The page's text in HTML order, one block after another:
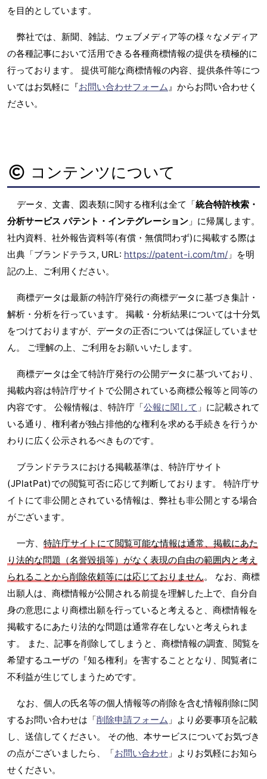
を目的としています。
弊社では、新聞、雑誌、ウェブメディア等の様々なメディア
の各種記事において活用できる各種商標情報の提供を積極的に
行っております。 提供可能な商標情報の内容、提供条件等につ
いてはお気軽に『お問い合わせフォーム』からお問い合わせく
ださい。
コンテンツについて
データ、文書、図表類に関する権利は全て「統合特許検索・
分析サービス パテント・インテグレーション 」に帰属します。
社内資料、社外報告資料等(有償・無償問わず)に掲載する際は
出典「ブランドテラス, URL: https://patent-i.com/tm/ 」を明
記の上、ご利用ください。
商標データは最新の特許庁発行の商標データに基づき集計・
解析・分析を行っています。 掲載・分析結果については十分気
をつけておりますが、データの正否については保証していませ
ん。 ご理解の上、ご利用をお願いいたします。
商標データは全て特許庁発行の公開データに基づいており、
掲載内容は特許庁サイトで公開されている商標公報等と同等の
内容です。 公報情報は、特許庁「公報に関して 」に記載されて
いる通り、権利者が独占排他的な権利を求める手続きを行うか
わりに広く公示されるべきものです。
ブランドテラスにおける掲載基準は、特許庁サイト
(JPlatPat)での閲覧可否に応じて判断しております。 特許庁サ
イトにて非公開とされている情報は、弊社も非公開とする場合
がございます。
一方、 特許庁サイトにて閲覧可能な情報は通常、掲載にあた
り法的な問題（名誉毀損等）がなく表現の自由の範囲内と考え
られることから削除依頼等には応じておりません。 なお、商標
出願人は、商標情報が公開される前提を理解した上で、自分自
身の意思により商標出願を行っていると考えると、商標情報を
掲載するにあたり法的な問題は通常存在しないと考えられま
す。 また、記事を削除してしまうと、商標情報の調査、閲覧を
希望するユーザの『知る権利』を害することとなり、閲覧者に
不利益が生じてしまうためです。
なお、個人の氏名等の個人情報等の削除を含む情報削除に関
するお問い合わせは「削除申請フォーム 」より必要事項を記載
し、送信してください。 その他、本サービスについてお気づき
の点がございましたら、「お問い合わせ 」よりお気軽にお知ら
せください。